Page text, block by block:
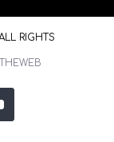
RIGHTS
youtube